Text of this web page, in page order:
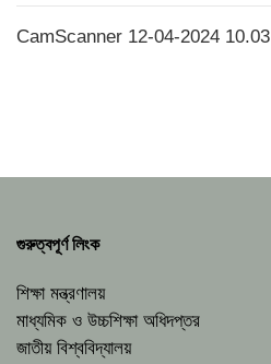
CamScanner 12-04-2024 10.03
গুরুত্বপূর্ণ লিংক
শিক্ষা মন্ত্রণালয়
মাধ্যমিক ও উচ্চশিক্ষা অধিদপ্তর
জাতীয় বিশ্ববিদ্যালয়